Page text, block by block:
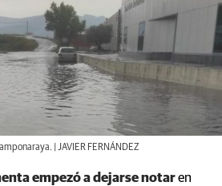
| JAVIER FERNÁNDEZ
empezó a dejarse notaren